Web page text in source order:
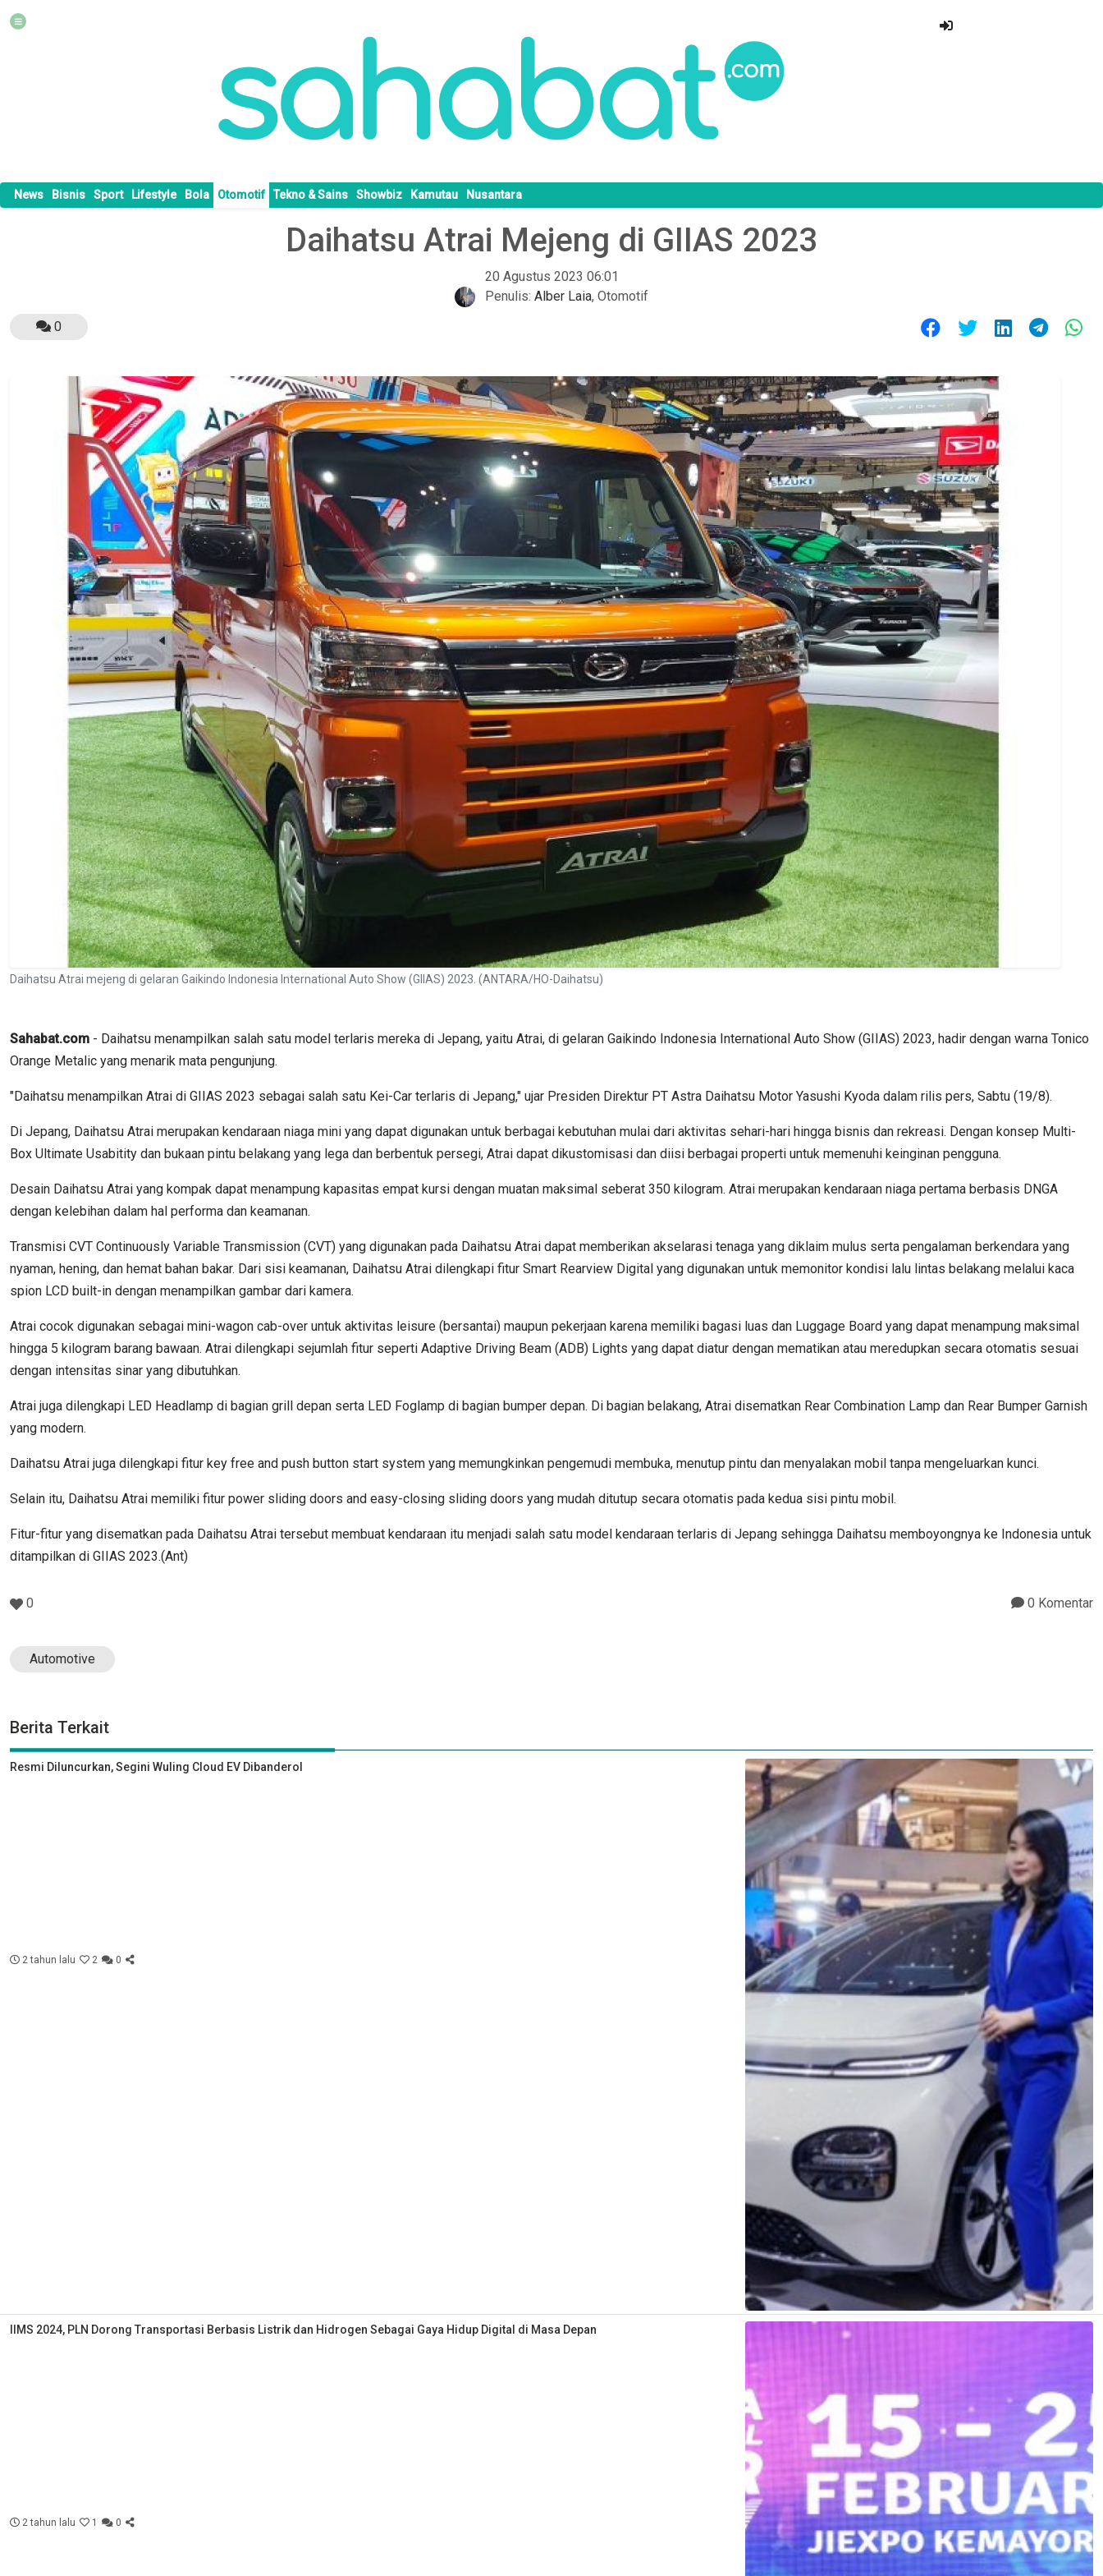
News Bisnis Sport Lifestyle Bola Otomotif Tekno & Sains Showbiz Kamutau Nusantara
Daihatsu Atrai Mejeng di GIIAS 2023
20 Agustus 2023 06:01
Penulis: Alber Laia, Otomotif
0
Daihatsu Atrai mejeng di gelaran Gaikindo Indonesia International Auto Show (GIIAS) 2023. (ANTARA/HO-Daihatsu)
Sahabat.com - Daihatsu menampilkan salah satu model terlaris mereka di Jepang, yaitu Atrai, di gelaran Gaikindo Indonesia International Auto Show (GIIAS) 2023, hadir dengan warna Tonico
Orange Metalic yang menarik mata pengunjung.
"Daihatsu menampilkan Atrai di GIIAS 2023 sebagai salah satu Kei-Car terlaris di Jepang," ujar Presiden Direktur PT Astra Daihatsu Motor Yasushi Kyoda dalam rilis pers, Sabtu (19/8).
Di Jepang, Daihatsu Atrai merupakan kendaraan niaga mini yang dapat digunakan untuk berbagai kebutuhan mulai dari aktivitas sehari-hari hingga bisnis dan rekreasi. Dengan konsep Multi-
Box Ultimate Usabitity dan bukaan pintu belakang yang lega dan berbentuk persegi, Atrai dapat dikustomisasi dan diisi berbagai properti untuk memenuhi keinginan pengguna.
Desain Daihatsu Atrai yang kompak dapat menampung kapasitas empat kursi dengan muatan maksimal seberat 350 kilogram. Atrai merupakan kendaraan niaga pertama berbasis DNGA
dengan kelebihan dalam hal performa dan keamanan.
Transmisi CVT Continuously Variable Transmission (CVT) yang digunakan pada Daihatsu Atrai dapat memberikan akselarasi tenaga yang diklaim mulus serta pengalaman berkendara yang
nyaman, hening, dan hemat bahan bakar. Dari sisi keamanan, Daihatsu Atrai dilengkapi fitur Smart Rearview Digital yang digunakan untuk memonitor kondisi lalu lintas belakang melalui kaca
spion LCD built-in dengan menampilkan gambar dari kamera.
Atrai cocok digunakan sebagai mini-wagon cab-over untuk aktivitas leisure (bersantai) maupun pekerjaan karena memiliki bagasi luas dan Luggage Board yang dapat menampung maksimal
hingga 5 kilogram barang bawaan. Atrai dilengkapi sejumlah fitur seperti Adaptive Driving Beam (ADB) Lights yang dapat diatur dengan mematikan atau meredupkan secara otomatis sesuai
dengan intensitas sinar yang dibutuhkan.
Atrai juga dilengkapi LED Headlamp di bagian grill depan serta LED Foglamp di bagian bumper depan. Di bagian belakang, Atrai disematkan Rear Combination Lamp dan Rear Bumper Garnish
yang modern.
Daihatsu Atrai juga dilengkapi fitur key free and push button start system yang memungkinkan pengemudi membuka, menutup pintu dan menyalakan mobil tanpa mengeluarkan kunci.
Selain itu, Daihatsu Atrai memiliki fitur power sliding doors and easy-closing sliding doors yang mudah ditutup secara otomatis pada kedua sisi pintu mobil.
Fitur-fitur yang disematkan pada Daihatsu Atrai tersebut membuat kendaraan itu menjadi salah satu model kendaraan terlaris di Jepang sehingga Daihatsu memboyongnya ke Indonesia untuk
ditampilkan di GIIAS 2023.(Ant)
0 0 Komentar
Automotive
Berita Terkait
Resmi Diluncurkan, Segini Wuling Cloud EV Dibanderol
2 tahun lalu 2 0
IIMS 2024, PLN Dorong Transportasi Berbasis Listrik dan Hidrogen Sebagai Gaya Hidup Digital di Masa Depan
2 tahun lalu 1 0